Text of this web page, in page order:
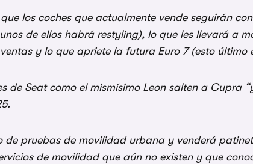
los coches que actualmente vende seguirán
de ellos habrá restyling), lo que les llevará a
y lo que apriete la futura Euro 7 (esto último
de Seat como el mismísimo Leon salten a Cupra
de pruebas de movilidad urbana y venderá
de movilidad que aún no existen y que